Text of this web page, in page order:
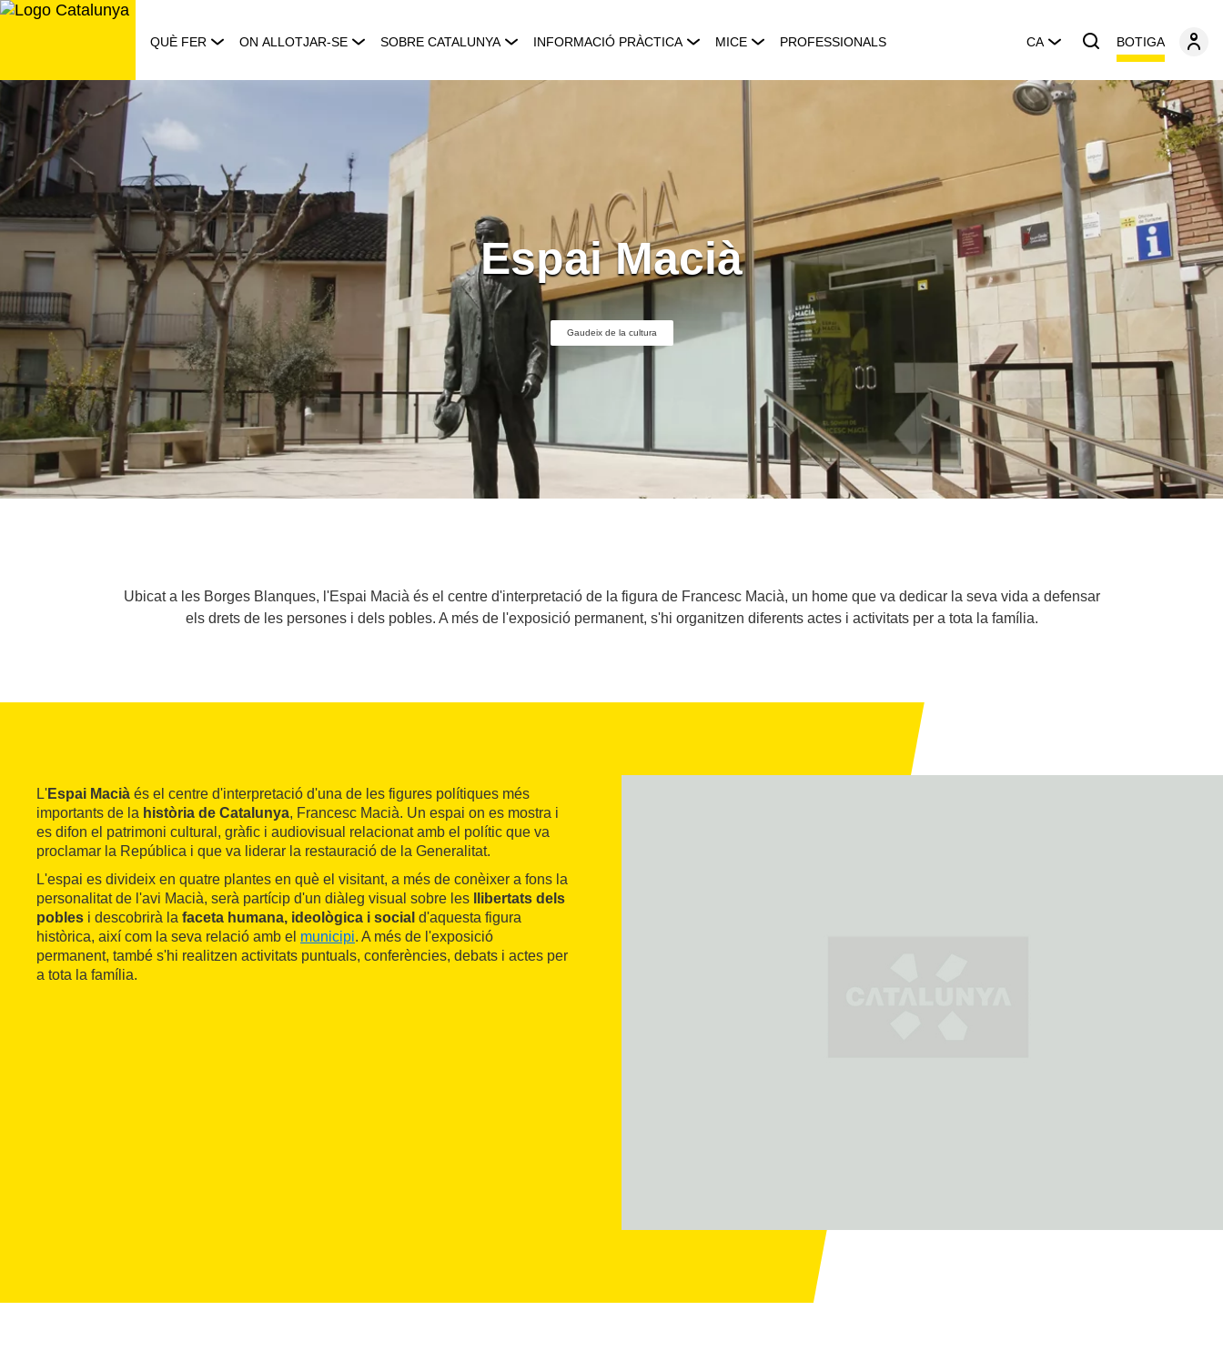
Saltar
QUÈ FER ON ALLOTJAR-SE SOBRE CATALUNYA INFORMACIÓ PRÀCTICA MICE PROFESSIONALS CA BOTIGA
Espai Macià
Gaudeix de la cultura
Ubicat a les Borges Blanques, l'Espai Macià és el centre d'interpretació de la figura de Francesc Macià, un home que va dedicar la seva vida a defensar
els drets de les persones i dels pobles. A més de l'exposició permanent, s'hi organitzen diferents actes i activitats per a tota la família.
L'Espai Macià és el centre d'interpretació d'una de les figures polítiques més
importants de la història de Catalunya, Francesc Macià. Un espai on es mostra i
es difon el patrimoni cultural, gràfic i audiovisual relacionat amb el polític que va
proclamar la República i que va liderar la restauració de la Generalitat.
L'espai es divideix en quatre plantes en què el visitant, a més de conèixer a fons la
personalitat de l'avi Macià, serà partícip d'un diàleg visual sobre les
llibertats dels
pobles i descobrirà la faceta humana, ideològica i social d'aquesta figura
històrica, així com la seva relació amb el municipi. A més de l'exposició
permanent, també s'hi realitzen activitats puntuals, conferències, debats i actes per
a tota la família.